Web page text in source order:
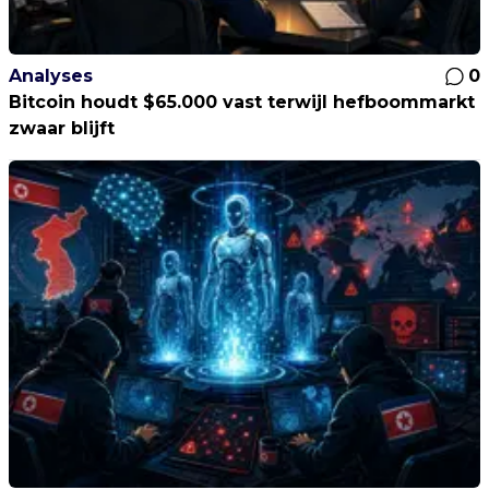
Analyses
0
Bitcoin houdt $65.000 vast terwijl hefboommarkt
zwaar blijft